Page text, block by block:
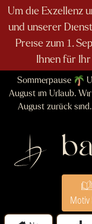
Um die Exzellenz
und unserer
Preise zum 1.
Ihnen für
Sommerpause
August im Urlaub.
August zurück
Motiv